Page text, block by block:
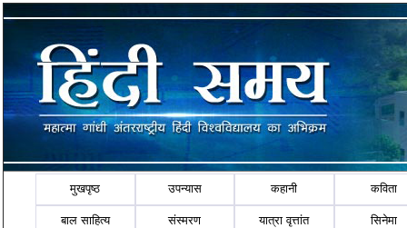
मुखपृष्ठ उपन्यास कहानी कविता
बाल साहित्य संस्मरण यात्रा वृत्तांत सिनेमा